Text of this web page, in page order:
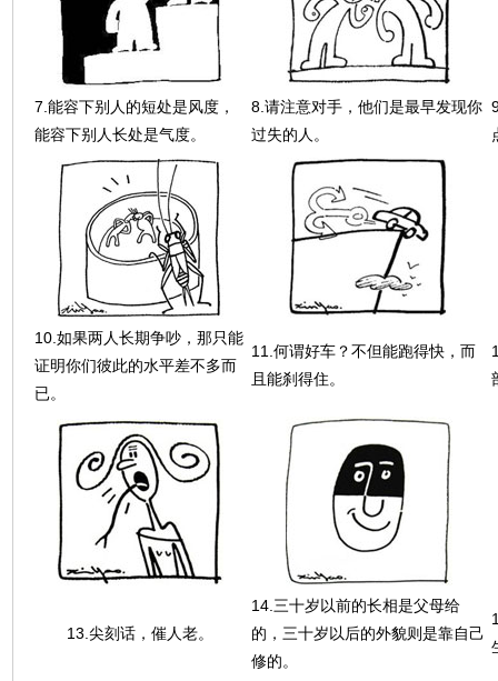
7.能容下别人的短处是风度，
能容下别人长处是气度。
8.请注意对手，他们是最早发现你
过失的人。
10.如果两人长期争吵，那只能
证明你们彼此的水平差不多而
已。
11.何谓好车？不但能跑得快，而
且能刹得住。
13.尖刻话，催人老。
14.三十岁以前的长相是父母给
的，三十岁以后的外貌则是靠自己
修的。